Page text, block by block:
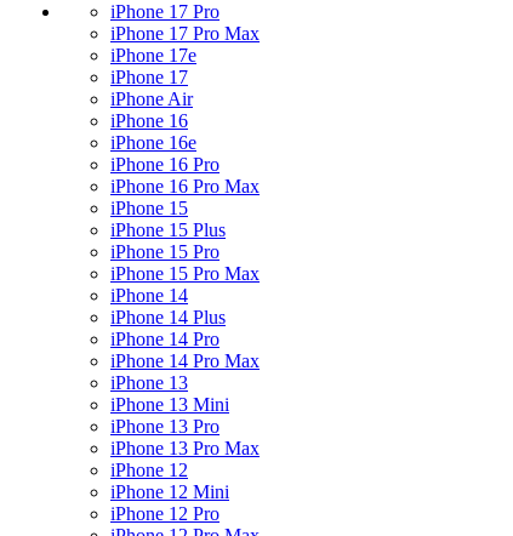
iPhone 17 Pro
iPhone 17 Pro Max
iPhone 17e
iPhone 17
iPhone Air
iPhone 16
iPhone 16e
iPhone 16 Pro
iPhone 16 Pro Max
iPhone 15
iPhone 15 Plus
iPhone 15 Pro
iPhone 15 Pro Max
iPhone 14
iPhone 14 Plus
iPhone 14 Pro
iPhone 14 Pro Max
iPhone 13
iPhone 13 Mini
iPhone 13 Pro
iPhone 13 Pro Max
iPhone 12
iPhone 12 Mini
iPhone 12 Pro